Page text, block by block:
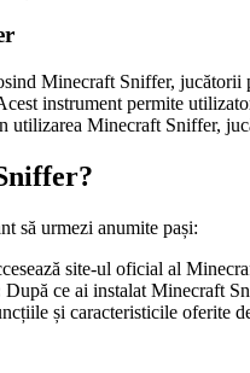
Minecraft Sniffer, jucătorii
instrument permite
utilizarea Minecraft Sniffer,
să urmezi anumite pași:
site-ul oficial al
După ce ai instalat Minecraft
și caracteristicile oferite